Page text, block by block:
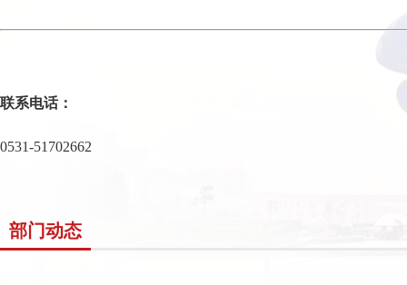
联系电话：
0531-51702662
部门动态